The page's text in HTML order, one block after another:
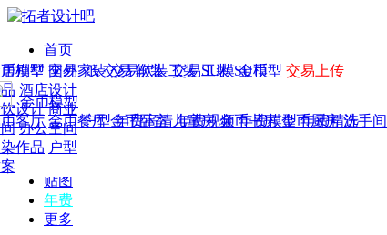
首页
发现
年费 作品 图纸 交易 软装 工装 SU模 金币
年费版块
费图纸 年费户型 年费高清 年费视频 年费模型 年费精选
作品
别墅 国外
酒店设计
设计 商业
办公空间
作品 户型
模型
模型 交易家装 交易软装 交易工装 SU模型 交易上传
金币模型
客厅 金币餐厅 金币卧室 儿童房 金币书房 金币厨房 洗手间
CAD
概念
贴图
年费
更多